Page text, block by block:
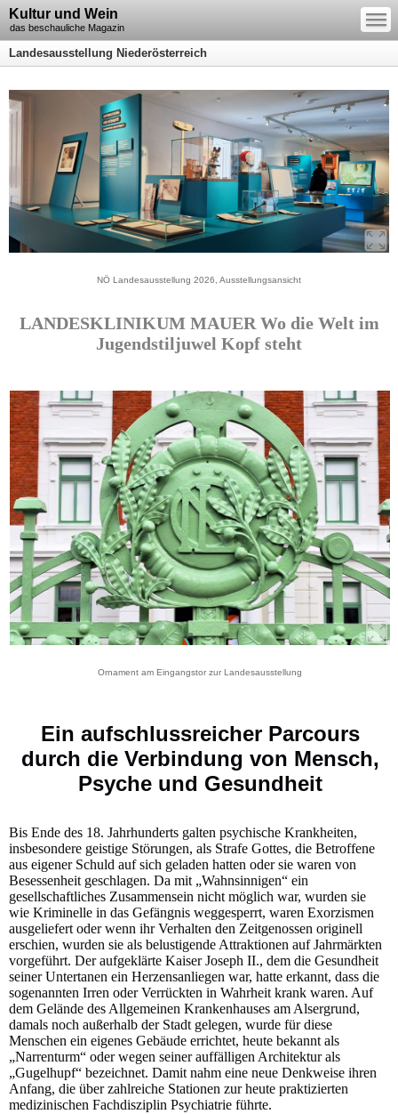
Kultur und Wein
das beschauliche Magazin
—
—
—
Landesausstellung Niederösterreich
NÖ Landesausstellung 2026, Ausstellungsansicht
LANDESKLINIKUM MAUER Wo die Welt im
Jugendstiljuwel Kopf steht
Ornament am Eingangstor zur Landesausstellung
Ein aufschlussreicher Parcours
durch die Verbindung von Mensch,
Psyche und Gesundheit
Bis Ende des 18. Jahrhunderts galten psychische Krankheiten,
insbesondere geistige Störungen, als Strafe Gottes, die Betroffene
aus eigener Schuld auf sich geladen hatten oder sie waren von
Besessenheit geschlagen. Da mit „Wahnsinnigen“ ein
gesellschaftliches Zusammensein nicht möglich war, wurden sie
wie Kriminelle in das Gefängnis weggesperrt, waren Exorzismen
ausgeliefert oder wenn ihr Verhalten den Zeitgenossen originell
erschien, wurden sie als belustigende Attraktionen auf Jahrmärkten
vorgeführt. Der aufgeklärte Kaiser Joseph II., dem die Gesundheit
seiner Untertanen ein Herzensanliegen war, hatte erkannt, dass die
sogenannten Irren oder Verrückten in Wahrheit krank waren. Auf
dem Gelände des Allgemeinen Krankenhauses am Alsergrund,
damals noch außerhalb der Stadt gelegen, wurde für diese
Menschen ein eigenes Gebäude errichtet, heute bekannt als
„Narrenturm“ oder wegen seiner auffälligen Architektur als
„Gugelhupf“ bezeichnet. Damit nahm eine neue Denkweise ihren
Anfang, die über zahlreiche Stationen zur heute praktizierten
medizinischen Fachdisziplin Psychiatrie führte.